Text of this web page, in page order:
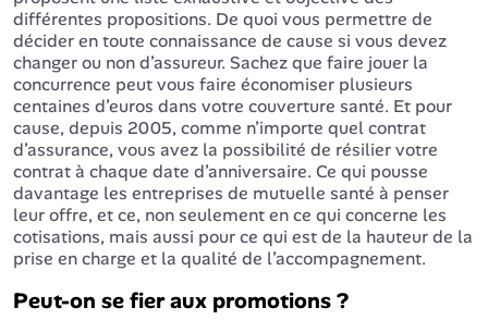
différentes propositions. De quoi vous permettre de
décider en toute connaissance de cause si vous devez
changer ou non d’assureur. Sachez que faire jouer la
concurrence peut vous faire économiser plusieurs
centaines d’euros dans votre couverture santé. Et pour
cause, depuis 2005, comme n’importe quel contrat
d’assurance, vous avez la possibilité de résilier votre
contrat à chaque date d’anniversaire. Ce qui pousse
davantage les entreprises de mutuelle santé à penser
leur offre, et ce, non seulement en ce qui concerne les
cotisations, mais aussi pour ce qui est de la hauteur de la
prise en charge et la qualité de l’accompagnement.
Peut-on se fier aux promotions ?